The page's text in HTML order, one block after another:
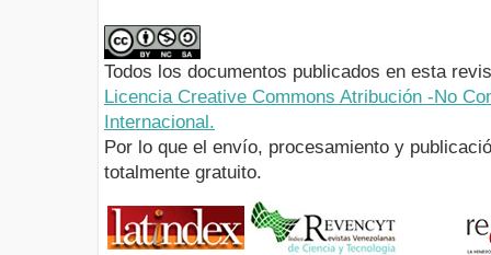
Todos los documentos publicados en esta
Licencia Creative Commons Atribución -No
Internacional.
Por lo que el envío, procesamiento y
totalmente gratuito.